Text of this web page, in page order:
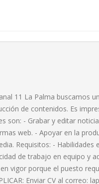
11 La Palma buscamos
de contenidos. Es
son: - Grabar y editar
web. - Apoyar en la
Requisitos: - Habilidades
de trabajo en equipo y
vigor porque el puesto
Enviar CV al correo: